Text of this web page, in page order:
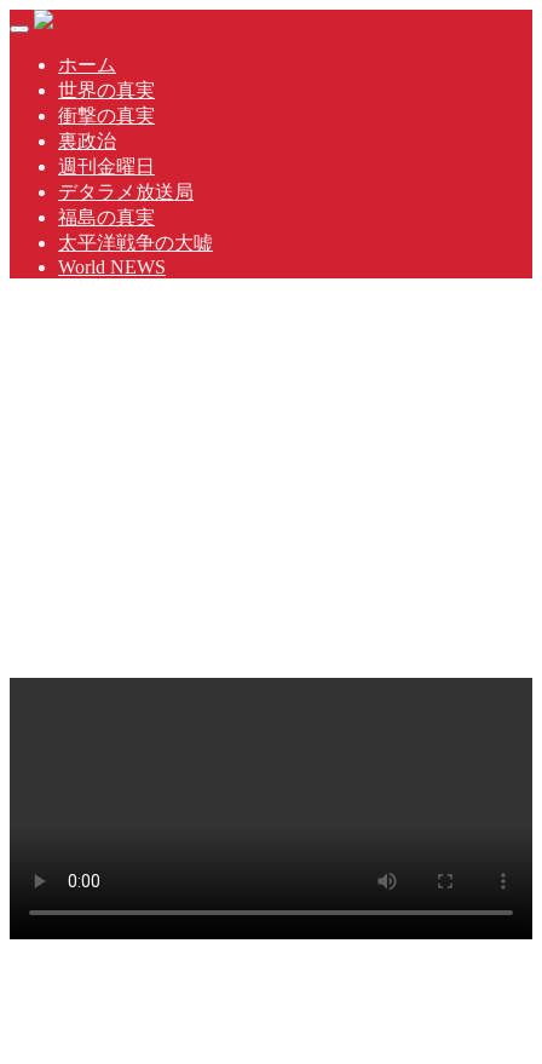
Skip
content
Toggle
navigationホーム
世界の真実
衝撃の真実
裏政治
週刊金曜日
デタラメ放送局
福島の真実
太平洋戦争の大嘘
World NEWS